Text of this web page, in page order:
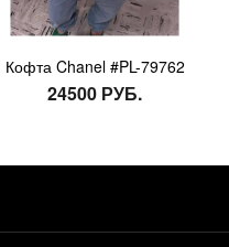
Кофта Chanel #PL-79762
24500 РУБ.